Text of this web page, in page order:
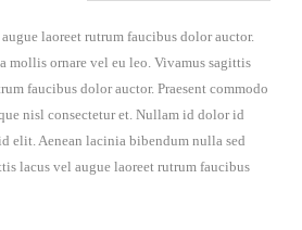
laoreet rutrum faucibus dolor auctor.
mollis ornare vel eu leo. Vivamus sagittis
faucibus dolor auctor. Praesent commodo
nisl consectetur et. Nullam id dolor id
elit. Aenean lacinia bibendum nulla sed
lacus vel augue laoreet rutrum faucibus